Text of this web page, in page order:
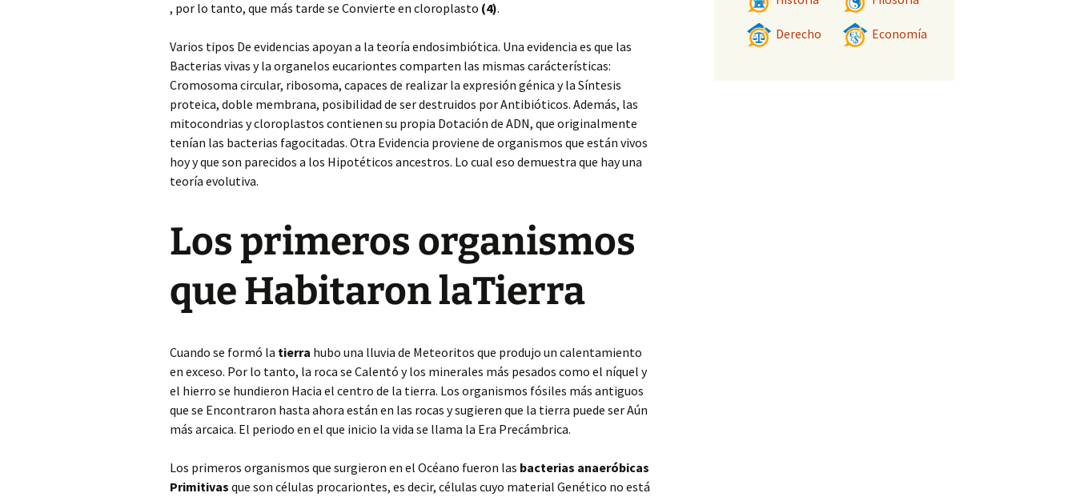
, por lo tanto, que más tarde se Convierte en cloroplasto (4).
Varios tipos De evidencias apoyan a la teoría endosimbiótica. Una evidencia es que las
Bacterias vivas y la organelos eucariontes comparten las mismas carácterísticas:
Cromosoma circular, ribosoma, capaces de realizar la expresión génica y la Síntesis
proteica, doble membrana, posibilidad de ser destruidos por Antibióticos. Además, las
mitocondrias y cloroplastos contienen su propia Dotación de ADN, que originalmente
tenían las bacterias fagocitadas. Otra Evidencia proviene de organismos que están vivos
hoy y que son parecidos a los Hipotéticos ancestros. Lo cual eso demuestra que hay una
teoría evolutiva.
Los primeros organismos
que Habitaron laTierra
Cuando se formó la tierra hubo una lluvia de Meteoritos que produjo un calentamiento
en exceso. Por lo tanto, la roca se Calentó y los minerales más pesados como el níquel y
el hierro se hundieron Hacia el centro de la tierra. Los organismos fósiles más antiguos
que se Encontraron hasta ahora están en las rocas y sugieren que la tierra puede ser Aún
más arcaica. El periodo en el que inicio la vida se llama la Era Precámbrica.
Los primeros organismos que surgieron en el Océano fueron las bacterias anaeróbicas
Primitivas que son células procariontes, es decir, células cuyo material Genético no está
Derecho Economía